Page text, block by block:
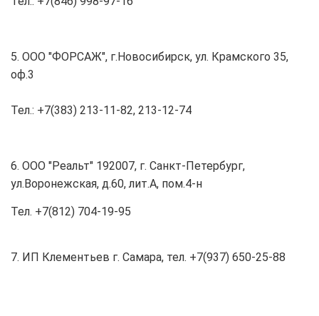
5. ООО "ФОРСАЖ", г.Новосибирск, ул. Крамского 35,
оф.3
Тел.: +7(383) 213-11-82, 213-12-74
6. ООО "Реальт" 192007, г. Санкт-Петербург,
ул.Воронежская, д.60, лит.А, пом.4-н
Тел. +7(812) 704-19-95
7. ИП Клементьев г. Самара, тел. +7(937) 650-25-88